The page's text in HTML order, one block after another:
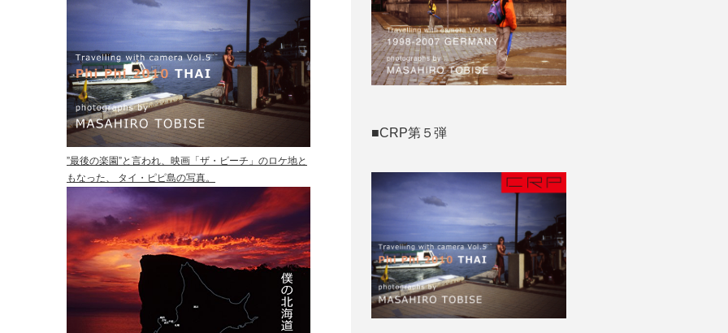
■CRP第５弾
”最後の楽園”と言われ、映画「ザ・ビーチ」のロケ地と
もなった、 タイ・ピピ島の写真。